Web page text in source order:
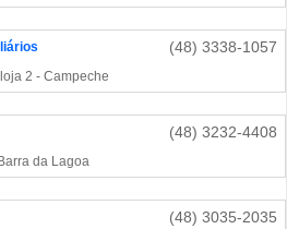
(48) 3338-1057
2 - Campeche
(48) 3232-4408
da Lagoa
(48) 3035-2035